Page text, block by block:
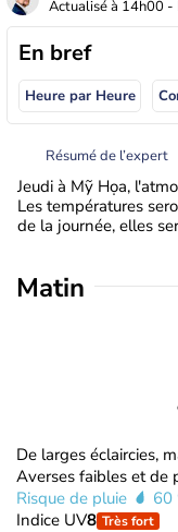
Actualisé à 14h00 -
En bref
Heure par Heure
Résumé de l’expert
Jeudi à Mỹ Họa,
Les températures
de la journée, elles
Matin
De larges éclaircies,
Averses faibles et de
Risque de pluie
60
Indice UV8 Très fort